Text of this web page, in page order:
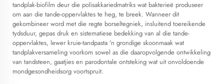
tandplak-biofilm deur die polisakkariedmatriks wat bakterieë produseer
om aan die tande-oppervlaktes te heg, te breek. Wanneer dit
gekombineer word met die regte borseltegniek, insluitend toereikende
tydsduur, gepas druk en sistematiese bedekking van al die tande-
oppervlaktes, lewer kruie-tandpasta 'n grondige skoonmaak wat
tandplakversameling voorkom sowel as die daaropvolgende ontwikkeling
van tandsteen, gaatjies en parodontale ontsteking wat uit onvoldoende
mondgesondheidsorg voortspruit.